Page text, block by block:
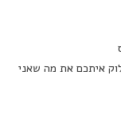
איתכם את מה שאני